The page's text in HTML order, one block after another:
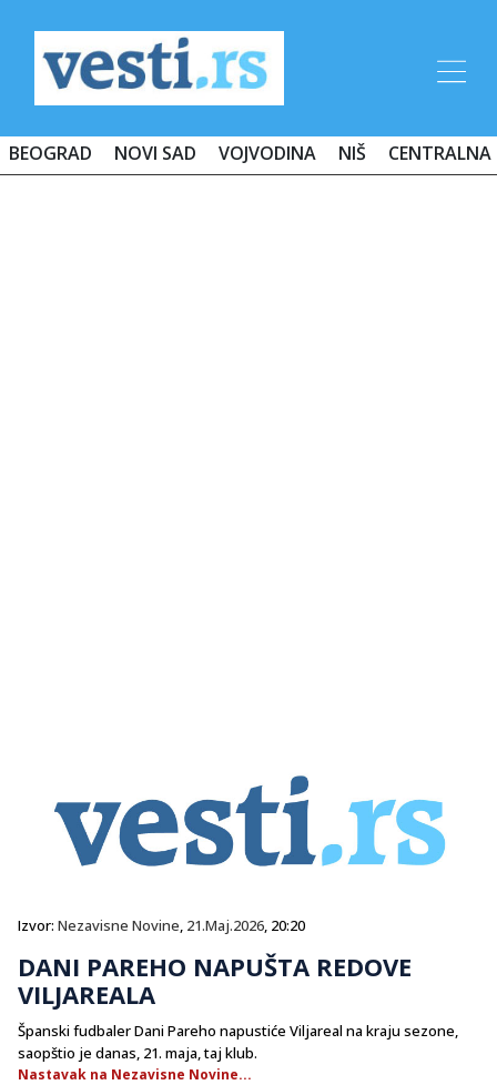
BEOGRAD NOVI SAD VOJVODINA NIŠ CENTRALNA
Izvor: Nezavisne Novine, 21.Maj.2026, 20:20
DANI PAREHO NAPUŠTA REDOVE
VILJAREALA
Španski fudbaler Dani Pareho napustiće Viljareal na kraju sezone,
saopštio je danas, 21. maja, taj klub.
Nastavak na Nezavisne Novine...